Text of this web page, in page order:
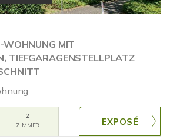
WOHNUNG MIT
TIEFGARAGENSTELLPLATZ
2
ZIMMER